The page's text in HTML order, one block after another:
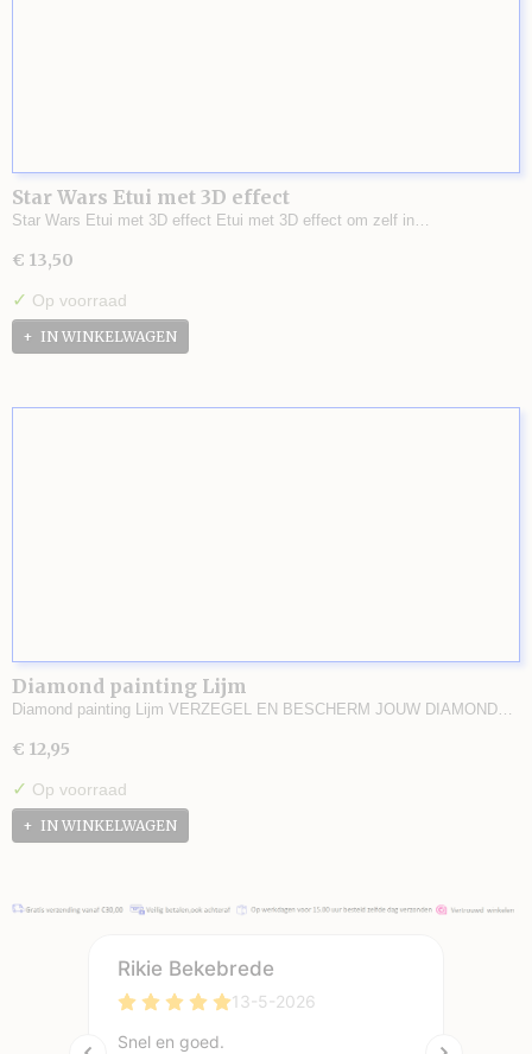
Star Wars Etui met 3D effect
Star Wars Etui met 3D effect Etui met 3D effect om zelf in…
€ 13,50
✓ Op voorraad
IN WINKELWAGEN
Diamond painting Lijm
Diamond painting Lijm VERZEGEL EN BESCHERM JOUW DIAMOND…
€ 12,95
✓ Op voorraad
IN WINKELWAGEN